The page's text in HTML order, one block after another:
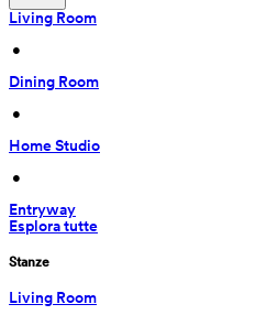
Living Room
•
Dining Room
•
Home Studio
•
Entryway
Esplora tutte
Stanze
Living Room